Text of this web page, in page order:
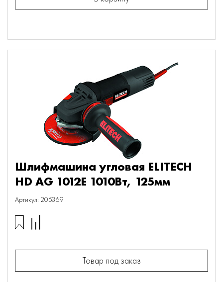
Шлифмашина угловая ELITECH
HD AG 1012E 1010Вт, 125мм
Артикул: 205369
Товар под заказ